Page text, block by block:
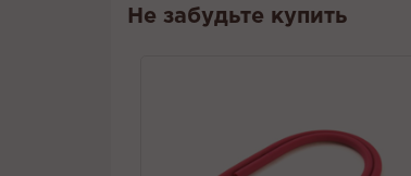
Не забудьте купить